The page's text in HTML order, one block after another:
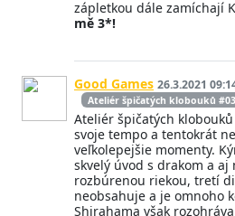
zápletkou dále zamíchají
mě 3*!
Good Games 26.3.2021
Ateliér špičatých klobouků #03
Ateliér špičatých
svoje tempo a tentokrát
veľkolepejšie momenty.
skvelý úvod s drakom a aj
rozbúrenou riekou, tretí
neobsahuje a je omnoho
Shirahama však